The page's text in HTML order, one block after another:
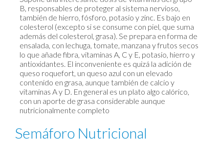
B, responsables de proteger al sistema nervioso,
también de hierro, fósforo, potasio y zinc. Es bajo en
colesterol (excepto si se consume con piel, que suma
además del colesterol, grasa). Se prepara en forma de
ensalada, con lechuga, tomate, manzana y frutos secos
lo que añade fibra, vitaminas A, C y E, potasio, hierro y
antioxidantes. El inconveniente es quizá la adición de
queso roquefort, un queso azul con un elevado
contenido en grasa, aunque también de calcio y
vitaminas A y D. En general es un plato algo calórico,
con un aporte de grasa considerable aunque
nutricionalmente completo
Semáforo Nutricional